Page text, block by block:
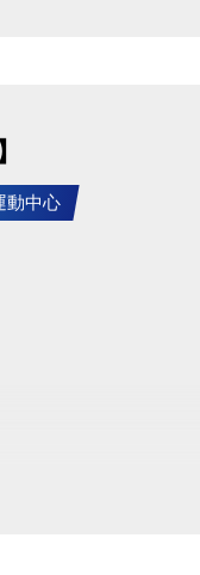
動中心